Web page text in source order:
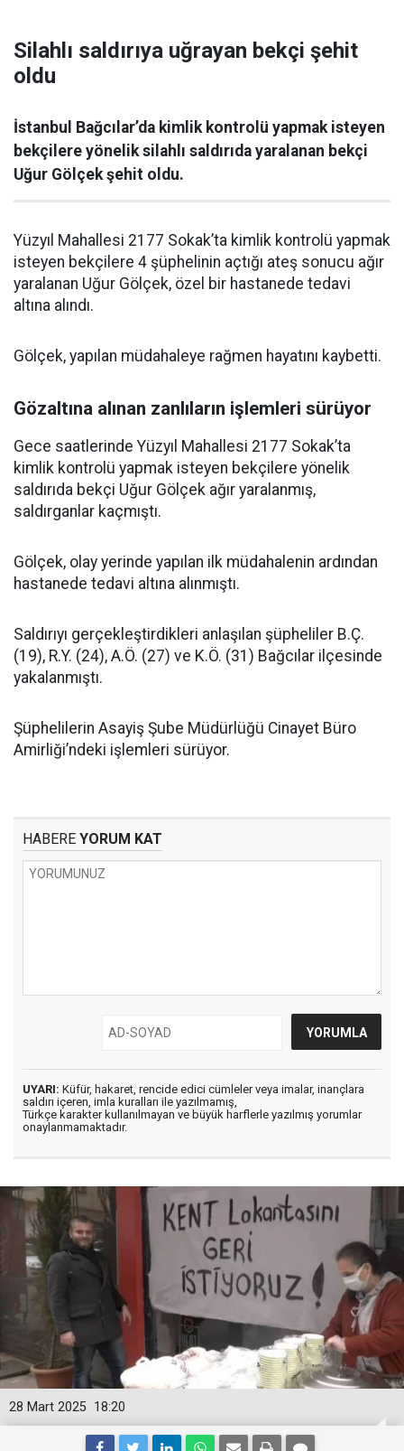
Silahlı saldırıya uğrayan bekçi şehit
oldu
İstanbul Bağcılar’da kimlik kontrolü yapmak isteyen
bekçilere yönelik silahlı saldırıda yaralanan bekçi
Uğur Gölçek şehit oldu.
Yüzyıl Mahallesi 2177 Sokak’ta kimlik kontrolü yapmak
isteyen bekçilere 4 şüphelinin açtığı ateş sonucu ağır
yaralanan Uğur Gölçek, özel bir hastanede tedavi
altına alındı.
Gölçek, yapılan müdahaleye rağmen hayatını kaybetti.
Gözaltına alınan zanlıların işlemleri sürüyor
Gece saatlerinde Yüzyıl Mahallesi 2177 Sokak’ta
kimlik kontrolü yapmak isteyen bekçilere yönelik
saldırıda bekçi Uğur Gölçek ağır yaralanmış,
saldırganlar kaçmıştı.
Gölçek, olay yerinde yapılan ilk müdahalenin ardından
hastanede tedavi altına alınmıştı.
Saldırıyı gerçekleştirdikleri anlaşılan şüpheliler B.Ç.
(19), R.Y. (24), A.Ö. (27) ve K.Ö. (31) Bağcılar ilçesinde
yakalanmıştı.
Şüphelilerin Asayiş Şube Müdürlüğü Cinayet Büro
Amirliği’ndeki işlemleri sürüyor.
HABERE YORUM KAT
UYARI: Küfür, hakaret, rencide edici cümleler veya imalar, inançlara
saldırı içeren, imla kuralları ile yazılmamış,
Türkçe karakter kullanılmayan ve büyük harflerle yazılmış yorumlar
onaylanmamaktadır.
18:20
28 Mart 2025